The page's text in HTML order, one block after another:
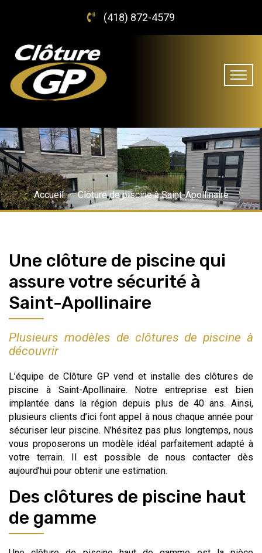
(418) 872-4579
Accueil Clôture de piscine à Saint-Apollinaire
Une clôture de piscine qui
assure votre sécurité à
Saint-Apollinaire
Plusieurs modèles de clôtures de piscine à
découvrir
L’équipe de Clôture GP vend et installe des clôtures de
piscine à Saint-Apollinaire. Notre entreprise est bien
implantée dans la région depuis plus de 40 ans. Ainsi,
plusieurs clients d’ici font appel à nous chaque année pour
sécuriser leur piscine. N’hésitez pas plus longtemps, nous
vous proposerons un modèle idéal parfaitement adapté à
votre terrain. Il est possible de nous contacter dès
aujourd’hui pour obtenir une estimation.
Des clôtures de piscine haut
de gamme